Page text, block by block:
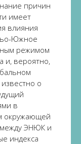
причин
имеет
влияния
Южное
режимом
и, вероятно,
о
в
окружающей
между ЭНЮК и
индекса